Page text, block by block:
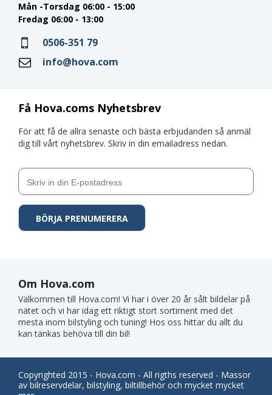
Få Hova.coms Nyhetsbrev
För att få de allra senaste och bästa erbjudanden så anmäl
dig till vårt nyhetsbrev. Skriv in din emailadress nedan.
Mån -Torsdag 06:00 - 15:00
Fredag 06:00 - 13:00
0506-351 79
info@hova.com
Om Hova.com
Välkommen till Hova.com! Vi har i över 20 år sålt bildelar på
nätet och vi har idag ett riktigt stort sortiment med det
mesta inom bilstyling och tuning! Hos oss hittar du allt du
kan tänkas behöva till din bil!
Copyrighted 2015 - Hova.com - All rigths reserved - Massor
av bilreservdelar, bilstyling, biltillbehör och mycket mycket